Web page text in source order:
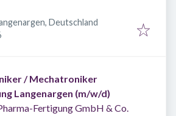
Deutschland
/ Mechatroniker
Langenargen (m/w/d)
Fertigung GmbH & Co.